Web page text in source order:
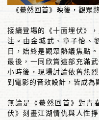
《驀然回首》映後，觀眾
接續登場的《十面埋伏》
注。由金城武、章子怡、
日，始終是觀眾熱議焦點
最後，一同欣賞這部充滿
小時後，現場討論依舊熱
到電影的音效設計，皆成為
無論是《驀然回首》對青
伏》刻畫江湖情仇與人性